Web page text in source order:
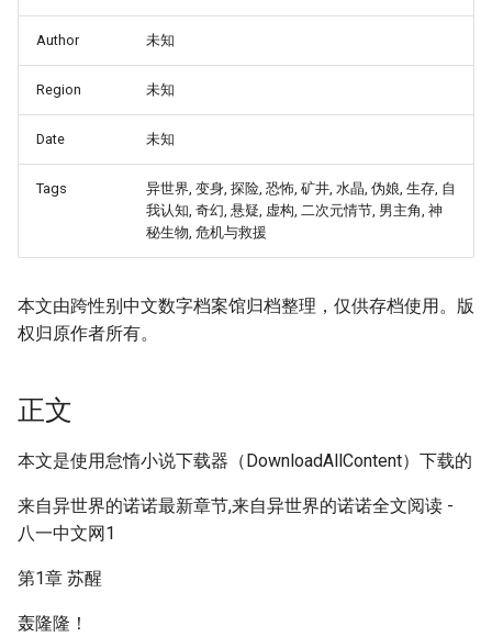
Author 未知
Region 未知
Date 未知
Tags
异世界, 变身, 探险, 恐怖, 矿井, 水晶, 伪娘, 生存, 自
我认知, 奇幻, 悬疑, 虚构, 二次元情节, 男主角, 神
秘生物, 危机与救援
本文由跨性别中文数字档案馆归档整理，仅供存档使用。版
权归原作者所有。
正文
本文是使用怠惰小说下载器（DownloadAllContent）下载的
来自异世界的诺诺最新章节,来自异世界的诺诺全文阅读 -
八一中文网1
第1章 苏醒
轰隆隆！